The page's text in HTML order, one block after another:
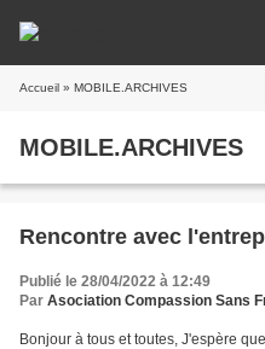
Accueil » MOBILE.ARCHIVES
MOBILE.ARCHIVES
Rencontre avec
Publié le 28/04/2022 à 12:49
Par Asociation Compassion Sans
Bonjour à tous et toutes, J'espère